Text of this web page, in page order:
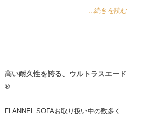
...続きを読む
高い耐久性を誇る、ウルトラスエード
®
FLANNEL SOFAお取り扱い中の数多く